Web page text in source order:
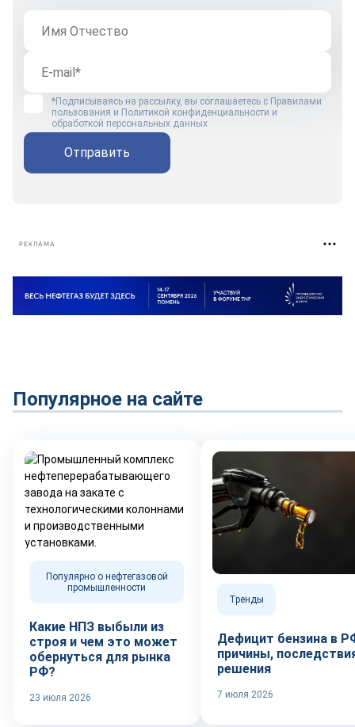
*Подписываясь на рассылку, вы соглашаетесь с Правилами
пользования и Политикой конфиденциальности и
обработкой персональных данных
Отправить
РЕКЛАМА
Популярное на сайте
Популярно о нефтегазовой
промышленности
Какие НПЗ выбыли из
строя и чем это может
обернуться для рынка
РФ?
23 июля 2026
Тренды
Дефицит бензина в
причины,
решения
7 июля 2026